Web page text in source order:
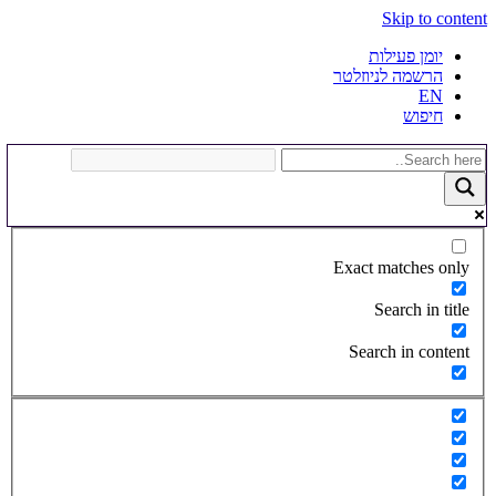
Skip to content
יומן פעילות
הרשמה לניוזלטר
EN
חיפוש
Exact matches only
Search in title
Search in content